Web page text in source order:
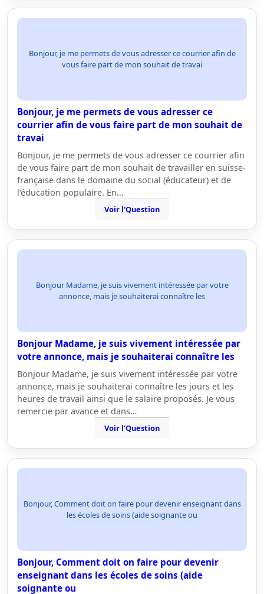
Bonjour, je me permets de vous adresser ce courrier afin de
vous faire part de mon souhait de travai
Bonjour, je me permets de vous adresser ce
courrier afin de vous faire part de mon souhait de
travai
Bonjour, je me permets de vous adresser ce courrier afin
de vous faire part de mon souhait de travailler en suisse-
française dans le domaine du social (éducateur) et de
l'éducation populaire. En…
Voir l'Question
Bonjour Madame, je suis vivement intéressée par votre
annonce, mais je souhaiterai connaître les
Bonjour Madame, je suis vivement intéressée par
votre annonce, mais je souhaiterai connaître les
Bonjour Madame, je suis vivement intéressée par votre
annonce, mais je souhaiterai connaître les jours et les
heures de travail ainsi que le salaire proposés. Je vous
remercie par avance et dans…
Voir l'Question
Bonjour, Comment doit on faire pour devenir enseignant dans
les écoles de soins (aide soignante ou
Bonjour, Comment doit on faire pour devenir
enseignant dans les écoles de soins (aide
soignante ou